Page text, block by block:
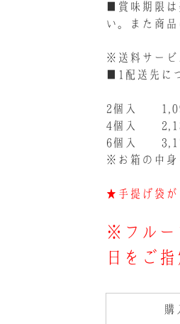
■賞味期限
い。また商
※送料サービ
■1配送先に
2個入
4個入
6個入
※お箱の中身
★手提げ袋が
※フルー
日をご
購